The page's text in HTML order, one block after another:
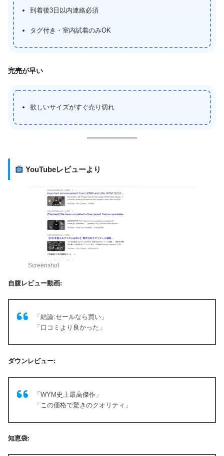
到着後3日以内連絡必須
タグ付き・室内試着のみOK
完売が早い
欲しいサイズがすぐ売り切れ
YouTubeレビューより
Screenshot
自腹レビュー動画:
「結論:セールなら買い」
「口コミより良かった」
ダウンレビュー:
「WYM史上最高傑作」
「この価格で驚きのクオリティ」
知恵袋: